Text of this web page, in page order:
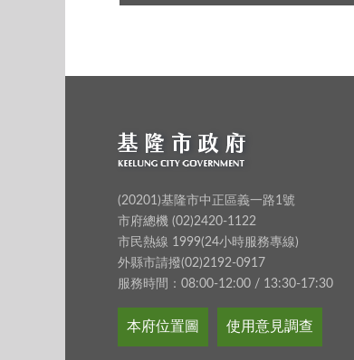
(20201)基隆市中正區義一路1號
市府總機 (02)2420-1122
市民熱線 1999(24小時服務專線)
外縣市請撥(02)2192-0917
服務時間：08:00-12:00 / 13:30-17:30
本府位置圖 使用意見調查